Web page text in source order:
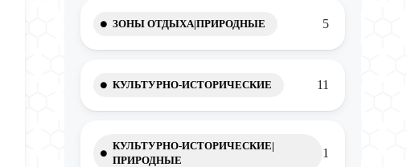
ЗОНЫ ОТДЫХА|ПРИРОДНЫЕ 5
КУЛЬТУРНО-ИСТОРИЧЕСКИЕ 11
КУЛЬТУРНО-ИСТОРИЧЕСКИЕ|
ПРИРОДНЫЕ
1